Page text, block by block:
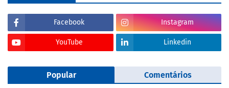
Facebook Instagram
YouTube Linkedin
Popular Comentários